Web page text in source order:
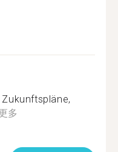
多